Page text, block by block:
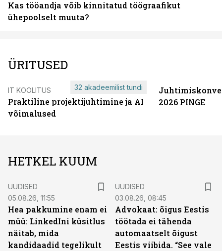
Kas tööandja võib kinnitatud töögraafikut
ühepoolselt muuta?
ÜRITUSED
IT KOOLITUS
Praktiline projektijuhtimine ja AI
võimalused
32 akadeemilist tundi
2026 PINGE
HETKEL KUUM
UUDISED
05.08.26, 11:55
Hea pakkumine enam ei
müü: LinkedIni küsitlus
näitab, mida
kandidaadid tegelikult
UUDISED
03.08.26, 08:45
Advokaat: õigus Eestis
töötada ei tähenda
automaatselt õigust
Eestis viibida. “See vale